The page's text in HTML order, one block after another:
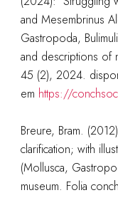
and Mesembrinus
Gastropoda,
and descriptions of
45 (2), 2024.
em https://
Breure, Bram.
clarification; with
(Mollusca,
museum. Folia